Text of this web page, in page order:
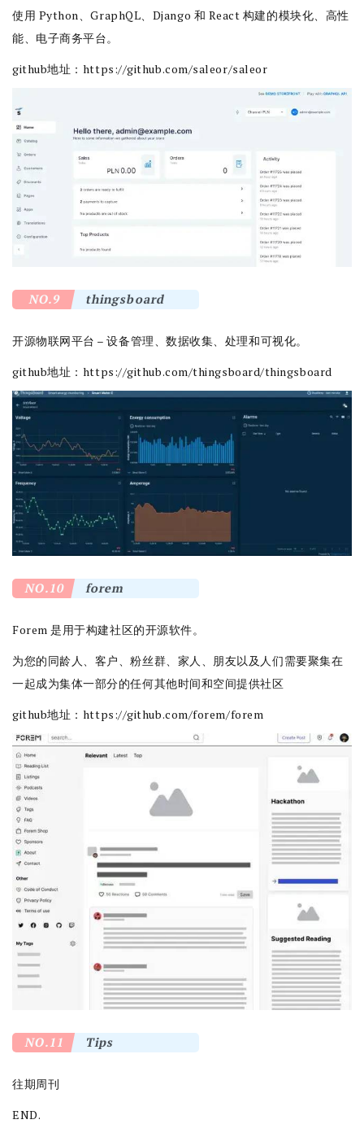
使用 Python、GraphQL、Django 和 React 构建的模块化、高性
能、电子商务平台。
github地址： https://github.com/saleor/saleor
NO.9 thingsboard
开源物联网平台 – 设备管理、数据收集、处理和可视化。
github地址： https://github.com/thingsboard/thingsboard
NO.10 forem
Forem 是用于构建社区的开源软件。
为您的同龄人、客户、粉丝群、家人、朋友以及人们需要聚集在
一起成为集体一部分的任何其他时间和空间提供社区
github地址： https://github.com/forem/forem
NO.11 Tips
往期周刊
END.